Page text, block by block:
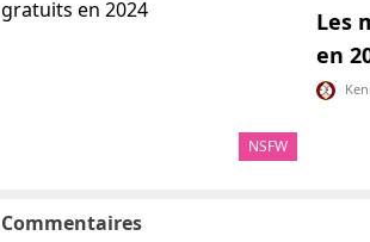
NSFW
Les
en
Commentaires